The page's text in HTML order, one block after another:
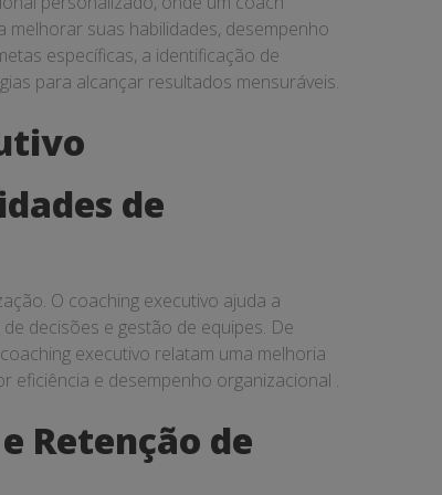
suas habilidades, desempenho
específicas, a identificação de
para alcançar resultados mensuráveis.
de
O coaching executivo ajuda a
decisões e gestão de equipes. De
executivo relatam uma melhoria
eficiência e desempenho organizacional .
Retenção de